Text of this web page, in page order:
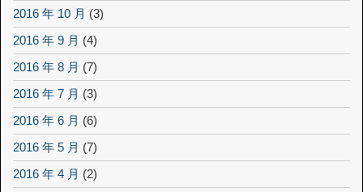
2016 年 10 月 (3)
2016 年 9 月 (4)
2016 年 8 月 (7)
2016 年 7 月 (3)
2016 年 6 月 (6)
2016 年 5 月 (7)
2016 年 4 月 (2)